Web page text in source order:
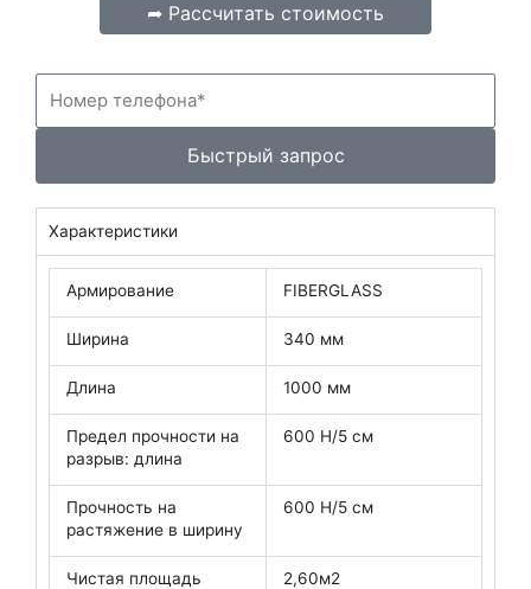
➦ Рассчитать стоимость
м
Быстрый запрос
Характеристики
Армирование FIBERGLASS
Ширина 340 мм
Длина 1000 мм
Предел прочности на
разрыв: длина
600 Н/5 см
Прочность на
растяжение в ширину
600 Н/5 см
Чистая площадь
2,60м2